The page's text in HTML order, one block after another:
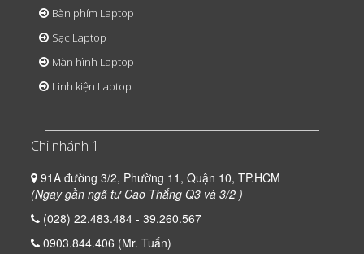
Bàn phím Laptop
Sạc Laptop
Màn hình Laptop
Linh kiện Laptop
Chi nhánh 1
91A đường 3/2, Phường 11, Quận 10, TP.HCM
(Ngay gần ngã tư Cao Thắng Q3 và 3/2 )
(028) 22.483.484 - 39.260.567
0903.844.406 (Mr. Tuấn)